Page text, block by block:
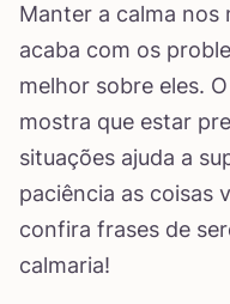
Manter a calma nos
acaba com os
melhor sobre eles.
mostra que estar
situações ajuda a
paciência as coisas
confira frases de
calmaria!